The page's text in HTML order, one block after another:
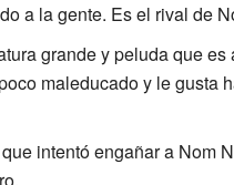
a la gente. Es el rival de
grande y peluda que es
maleducado y le gusta
intentó engañar a Nom